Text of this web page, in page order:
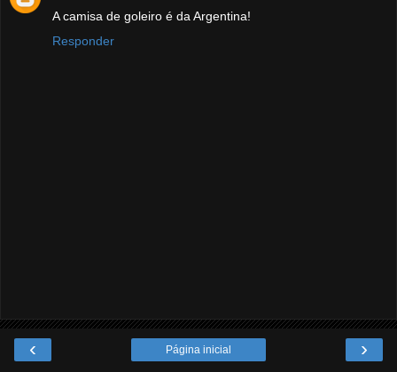
A camisa de goleiro é da Argentina!
Responder
‹ ›
Página inicial